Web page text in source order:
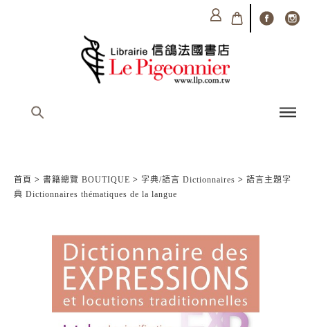
首頁 > 書籍總覽 BOUTIQUE > 字典/語言 Dictionnaires > 語言主題字
典 Dictionnaires thématiques de la langue